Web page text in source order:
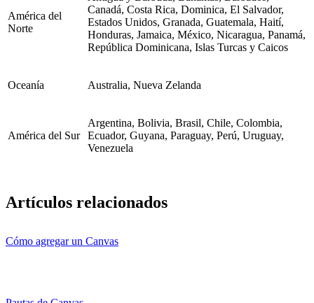
América del
Norte
Canadá, Costa Rica, Dominica, El Salvador,
Estados Unidos, Granada, Guatemala, Haití,
Honduras, Jamaica, México, Nicaragua, Panamá,
República Dominicana, Islas Turcas y Caicos
Oceanía Australia, Nueva Zelanda
América del Sur
Argentina, Bolivia, Brasil, Chile, Colombia,
Ecuador, Guyana, Paraguay, Perú, Uruguay,
Venezuela
Artículos relacionados
Cómo agregar un Canvas